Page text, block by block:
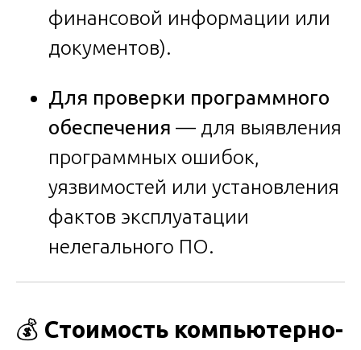
финансовой информации или
документов).
Для проверки программного
обеспечения — для выявления
программных ошибок,
уязвимостей или установления
фактов эксплуатации
нелегального ПО.
💰 Стоимость компьютерно-